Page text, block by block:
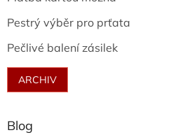
Pestrý výběr pro prťata
Pečlivé balení zásilek
ARCHIV
Blog